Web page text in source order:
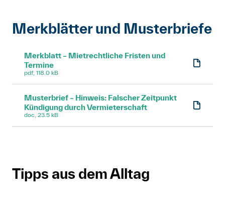
Merkblätter und Musterbriefe
Merkblatt – Mietrechtliche Fristen und
Termine
pdf, 118.0 kB
Musterbrief – Hinweis: Falscher Zeitpunkt
Kündigung durch Vermieterschaft
doc, 23.5 kB
Tipps aus dem Alltag